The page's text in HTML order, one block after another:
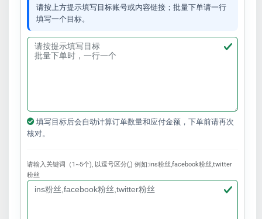
请按上方提示填写目标账号或内容链接；批量下单请一行
填写一个目标。
填写目标后会自动计算订单数量和应付金额，下单前请再次
核对。
请输入关键词（1~5个), 以逗号区分(,) 例如:ins粉丝,facebook粉丝,twitter
粉丝